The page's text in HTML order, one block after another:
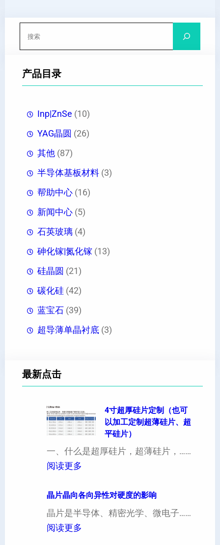
产品目录
Inp|ZnSe (10)
YAG晶圆 (26)
其他 (87)
半导体基板材料 (3)
帮助中心 (16)
新闻中心 (5)
石英玻璃 (4)
砷化镓|氮化镓 (13)
硅晶圆 (21)
碳化硅 (42)
蓝宝石 (39)
超导薄单晶衬底 (3)
最新点击
4寸超厚硅片定制（也可
以加工定制超薄硅片、超
平硅片）
一、什么是超厚硅片，超薄硅片，……
阅读更多
寸
超
晶片晶向各向异性对硬度的影响
晶片是半导体、精密光学、微电子……
阅读更多